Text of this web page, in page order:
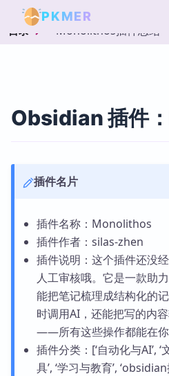
PKMER
目录 Monolithos插件总结
Obsidian 插件
插件名片
插件名称：Monolithos
插件作者：silas-zhen
插件说明：这个插件还没
人工审核哦。它是一款助
能把笔记梳理成结构化的
时调用AI，还能把写的内
——所有这些操作都能在你
插件分类：[‘自动化与AI’, ‘
具’, ‘学习与教育’, ‘obsidian